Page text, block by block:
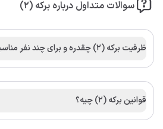
سوالات متداول درباره برکه (۲)
ظرفیت برکه (۲) چقدره و برای چند نفر مناسبه؟
قوانین برکه (۲) چیه؟